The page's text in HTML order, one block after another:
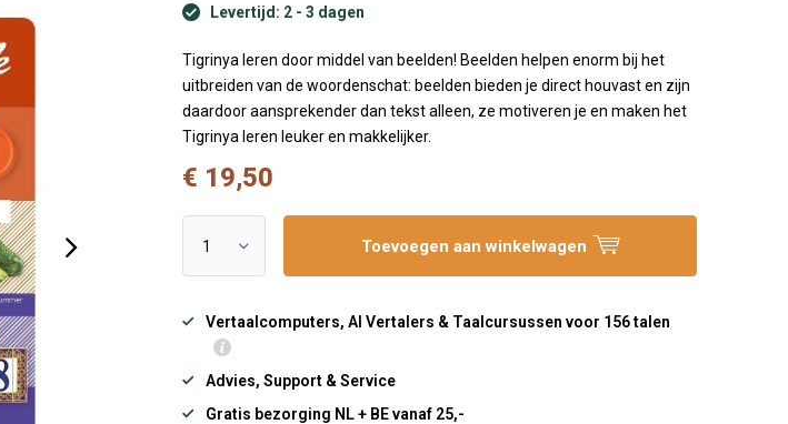
Levertijd: 2 - 3 dagen
Tigrinya leren door middel van beelden! Beelden helpen enorm bij het
uitbreiden van de woordenschat: beelden bieden je direct houvast en zijn
daardoor aansprekender dan tekst alleen, ze motiveren je en maken het
Tigrinya leren leuker en makkelijker.
€ 19,50
Toevoegen aan winkelwagen
Vertaalcomputers, AI Vertalers & Taalcursussen voor 156 talen
Advies, Support & Service
Gratis bezorging NL + BE vanaf 25,-